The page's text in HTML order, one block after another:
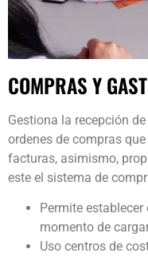
COMPRAS Y
Gestiona la recepción
ordenes de compras
facturas, asimismo,
este el sistema de
Permite
momento de
Uso centros de